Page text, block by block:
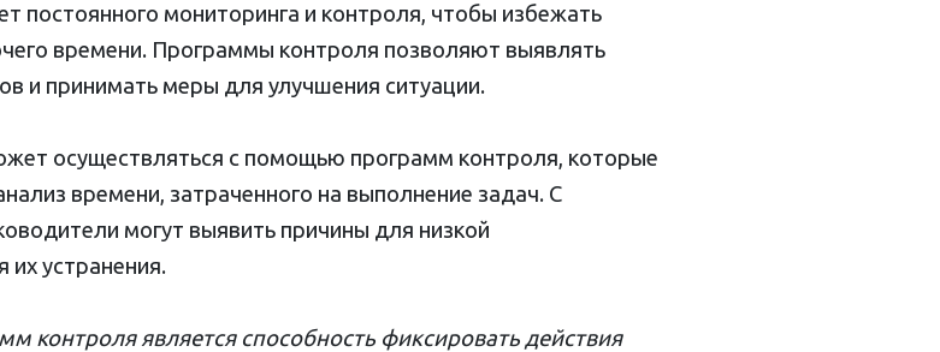
постоянного мониторинга и контроля, чтобы избежать
времени. Программы контроля позволяют выявлять
и принимать меры для улучшения ситуации.
осуществляться с помощью программ контроля, которые
времени, затраченного на выполнение задач. С
могут выявить причины для низкой
их устранения.
контроля является способность фиксировать действия